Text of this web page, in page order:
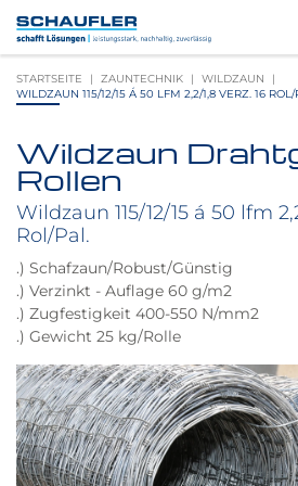
Inhalt
Hauptnavigation
Footernavigation
Logo
Schaufler
verlinkt
zur
STARTSEITE ZAUNTECHNIK
WILDZAUN
WILDZAUN 115/12/15 Á 50 LFM 2,2/1,8 VERZ. 16 ROL/
Produktbilder
überspringen
Wildzaun
Rollen
Wildzaun 115/12/15 á 50 lfm
Rol/Pal.
.) Schafzaun/Robust/Günstig
.) Verzinkt - Auflage 60 g/m2
.) Zugfestigkeit 400-550 N/mm2
.) Gewicht 25 kg/Rolle